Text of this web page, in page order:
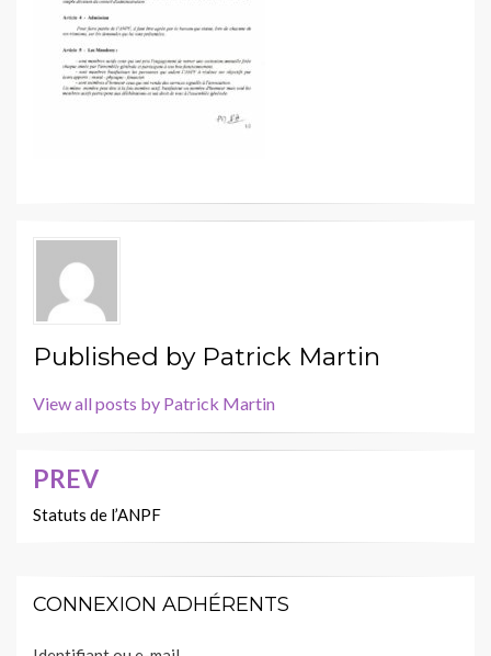
Published by Patrick Martin
View all posts by Patrick Martin
Navigation
de
PREV
Statuts de l’ANPF
CONNEXION ADHÉRENTS